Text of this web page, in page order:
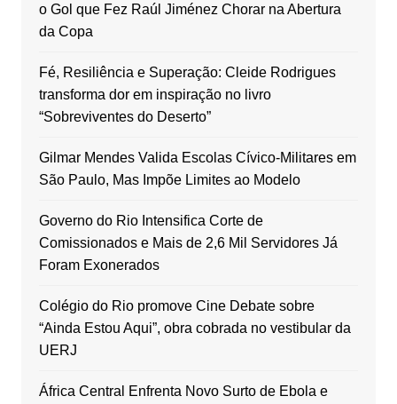
o Gol que Fez Raúl Jiménez Chorar na Abertura
da Copa
Fé, Resiliência e Superação: Cleide Rodrigues
transforma dor em inspiração no livro
“Sobreviventes do Deserto”
Gilmar Mendes Valida Escolas Cívico-Militares em
São Paulo, Mas Impõe Limites ao Modelo
Governo do Rio Intensifica Corte de
Comissionados e Mais de 2,6 Mil Servidores Já
Foram Exonerados
Colégio do Rio promove Cine Debate sobre
“Ainda Estou Aqui”, obra cobrada no vestibular da
UERJ
África Central Enfrenta Novo Surto de Ebola e